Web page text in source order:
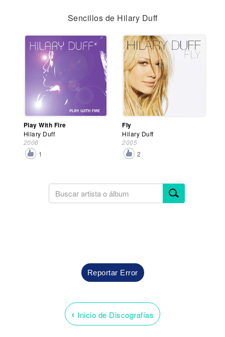
Sencillos de Hilary Duff
Play With Fire
Hilary Duff
2006
1
Fly
Hilary Duff
2005
2
Reportar Error
‹ Inicio de Discografías